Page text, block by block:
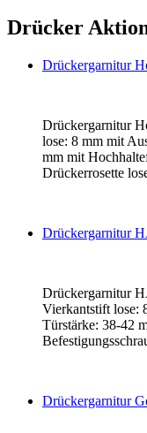
Drücker
Drückergarnitur
Drückergarnitur
lose: 8 mm mit
mm mit
Drückerrosette
Drückergarnitur
Drückergarnitur
Vierkantstift lose:
Türstärke: 38-42
Drückergarnitur